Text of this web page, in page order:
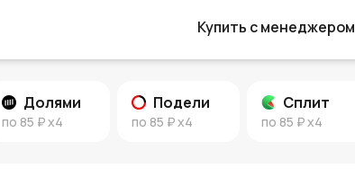
Купить с менеджером
Долями
по 85 ₽x4
Подели
по 85 ₽x4
Сплит
по 85 ₽x4